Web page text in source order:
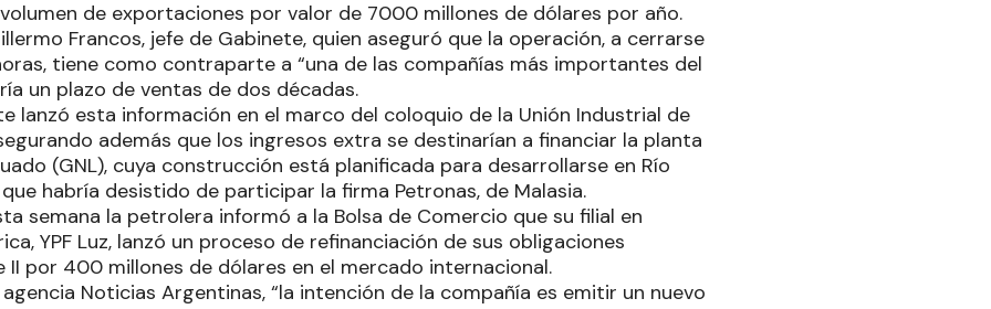
de exportaciones por valor de 7000 millones de dólares por año.
Francos, jefe de Gabinete, quien aseguró que la operación, a cerrarse
tiene como contraparte a “una de las compañías más importantes del
un plazo de ventas de dos décadas.
lanzó esta información en el marco del coloquio de la Unión Industrial de
además que los ingresos extra se destinarían a financiar la planta
(GNL), cuya construcción está planificada para desarrollarse en Río
habría desistido de participar la firma Petronas, de Malasia.
semana la petrolera informó a la Bolsa de Comercio que su filial en
YPF Luz, lanzó un proceso de refinanciación de sus obligaciones
II por 400 millones de dólares en el mercado internacional.
Noticias Argentinas, “la intención de la compañía es emitir un nuevo